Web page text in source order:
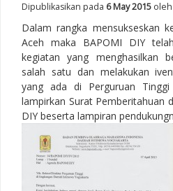
Dipublikasikan pada 6 May 2015 oleh
Dalam rangka mensukseskan
Aceh maka BAPOMI DIY
kegiatan yang menghasilkan
salah satu dan melakukan
yang ada di Perguruan
lampirkan Surat Pemberitahuan
DIY beserta lampiran